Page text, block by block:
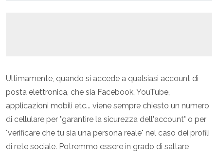
Ultimamente, quando si accede a qualsiasi account di
posta elettronica, che sia Facebook, YouTube,
applicazioni mobili etc... viene sempre chiesto un numero
di cellulare per "garantire la sicurezza dell'account" o per
"verificare che tu sia una persona reale" nel caso dei profili
di rete sociale. Potremmo essere in grado di saltare